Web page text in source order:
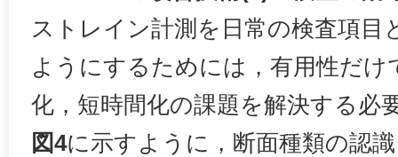
ストレイン計測を日常の検査項目
ようにするためには，有用性だけ
化，短時間化の課題を解決する必
図4に示すように，断面種類の認